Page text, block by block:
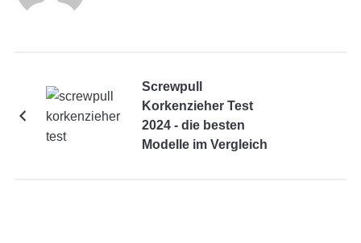
Screwpull
Korkenzieher Test
2024 - die besten
Modelle im Vergleich